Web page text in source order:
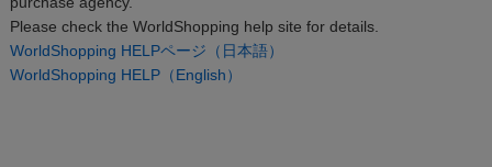
Please check the WorldShopping help site for details.
WorldShopping HELPページ（日本語）
WorldShopping HELP（English）